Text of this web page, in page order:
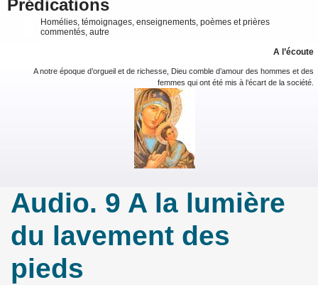
Prédications
Homélies, témoignages, enseignements, poèmes et prières
commentés, autre
A l’écoute
A notre époque d’orgueil et de richesse, Dieu comble d’amour des hommes et des
femmes qui ont été mis à l’écart de la société.
Audio. 9 A la lumière
du lavement des
pieds